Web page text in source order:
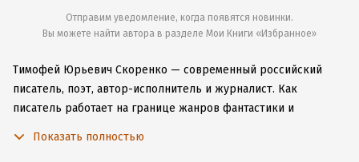
Отправим уведомление, когда появятся новинки.
Вы можете найти автора в разделе Мои Книги «Избранное»
Тимофей Юрьевич Скоренко — современный российский
писатель, поэт, автор-исполнитель и журналист. Как
писатель работает на границе жанров фантастики и
Показать полностью